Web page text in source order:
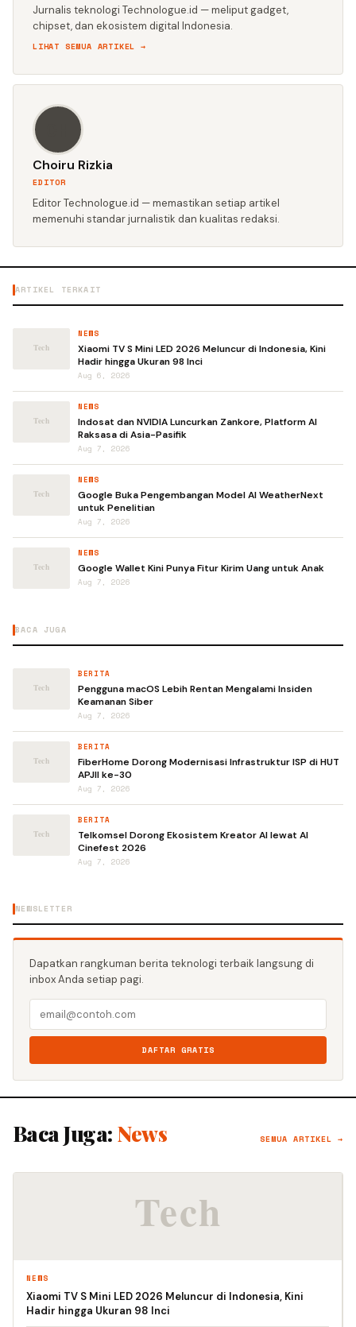
Jurnalis teknologi Technologue.id — meliput gadget,
chipset, dan ekosistem digital Indonesia.
LIHAT SEMUA ARTIKEL →
Choiru Rizkia
EDITOR
Editor Technologue.id — memastikan setiap artikel
memenuhi standar jurnalistik dan kualitas redaksi.
ARTIKEL TERKAIT
NEWS
Xiaomi TV S Mini LED 2026 Meluncur di Indonesia, Kini
Hadir hingga Ukuran 98 Inci
Aug 6, 2026
NEWS
Indosat dan NVIDIA Luncurkan Zankore, Platform AI
Raksasa di Asia-Pasifik
Aug 7, 2026
NEWS
Google Buka Pengembangan Model AI WeatherNext
untuk Penelitian
Aug 7, 2026
NEWS
Google Wallet Kini Punya Fitur Kirim Uang untuk Anak
Aug 7, 2026
BACA JUGA
BERITA
Pengguna macOS Lebih Rentan Mengalami Insiden
Keamanan Siber
Aug 7, 2026
BERITA
FiberHome Dorong Modernisasi Infrastruktur ISP di HUT
APJII ke-30
Aug 7, 2026
BERITA
Telkomsel Dorong Ekosistem Kreator AI lewat AI
Cinefest 2026
Aug 7, 2026
NEWSLETTER
Dapatkan rangkuman berita teknologi terbaik langsung di
inbox Anda setiap pagi.
DAFTAR GRATIS
Baca Juga: News SEMUA ARTIKEL →
NEWS
Xiaomi TV S Mini LED 2026 Meluncur di Indonesia, Kini
Hadir hingga Ukuran 98 Inci